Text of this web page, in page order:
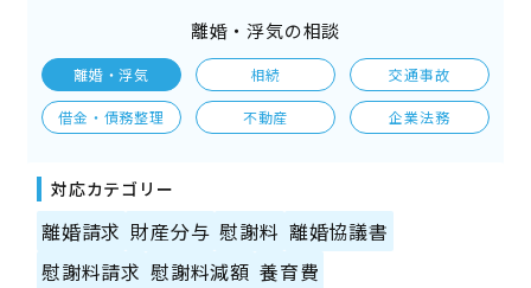
離婚・浮気の相談
離婚・浮気 相続 交通事故
借金・債務整理 不動産 企業法務
対応カテゴリー
離婚請求 財産分与 慰謝料 離婚協議書
慰謝料請求 慰謝料減額 養育費